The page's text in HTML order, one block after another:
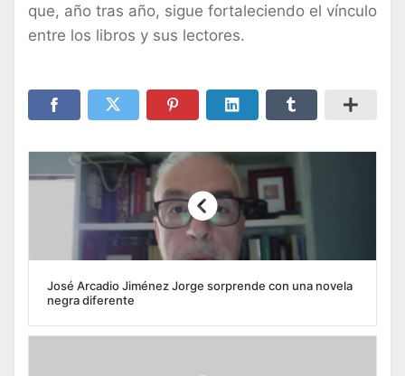
que, año tras año, sigue fortaleciendo el vínculo
entre los libros y sus lectores.
José Arcadio Jiménez Jorge sorprende con una novela
negra diferente